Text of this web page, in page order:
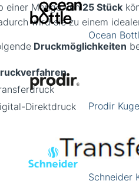
Ocean
Prodir
Schneider
einer Menge von25 Stück
wird sie zu einem
Druckmöglichkeiten
Direktdruck